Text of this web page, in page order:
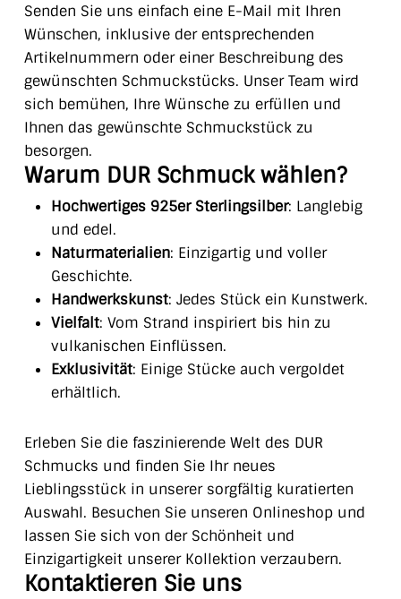
Senden Sie uns einfach eine E-Mail mit Ihren
Wünschen, inklusive der entsprechenden
Artikelnummern oder einer Beschreibung des
gewünschten Schmuckstücks. Unser Team wird
sich bemühen, Ihre Wünsche zu erfüllen und
Ihnen das gewünschte Schmuckstück zu
besorgen.
Warum DUR Schmuck wählen?
Hochwertiges 925er Sterlingsilber: Langlebig
und edel.
Naturmaterialien: Einzigartig und voller
Geschichte.
Handwerkskunst: Jedes Stück ein Kunstwerk.
Vielfalt: Vom Strand inspiriert bis hin zu
vulkanischen Einflüssen.
Exklusivität: Einige Stücke auch vergoldet
erhältlich.
Erleben Sie die faszinierende Welt des DUR
Schmucks und finden Sie Ihr neues
Lieblingsstück in unserer sorgfältig kuratierten
Auswahl. Besuchen Sie unseren Onlineshop und
lassen Sie sich von der Schönheit und
Einzigartigkeit unserer Kollektion verzaubern.
Kontaktieren Sie uns